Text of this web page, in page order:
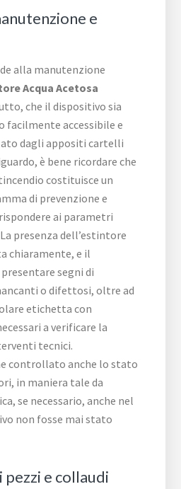
e
alla manutenzione
Acqua Acetosa
che il dispositivo sia
facilmente accessibile e
dagli appositi cartelli
è bene ricordare che
costituisce un
di prevenzione e
ai parametri
presenza dell’estintore
chiaramente, e il
segni di
o difettosi, oltre ad
etichetta con
a verificare la
tecnici.
controllato anche lo stato
in maniera tale da
se necessario, anche nel
non fosse mai stato
e collaudi